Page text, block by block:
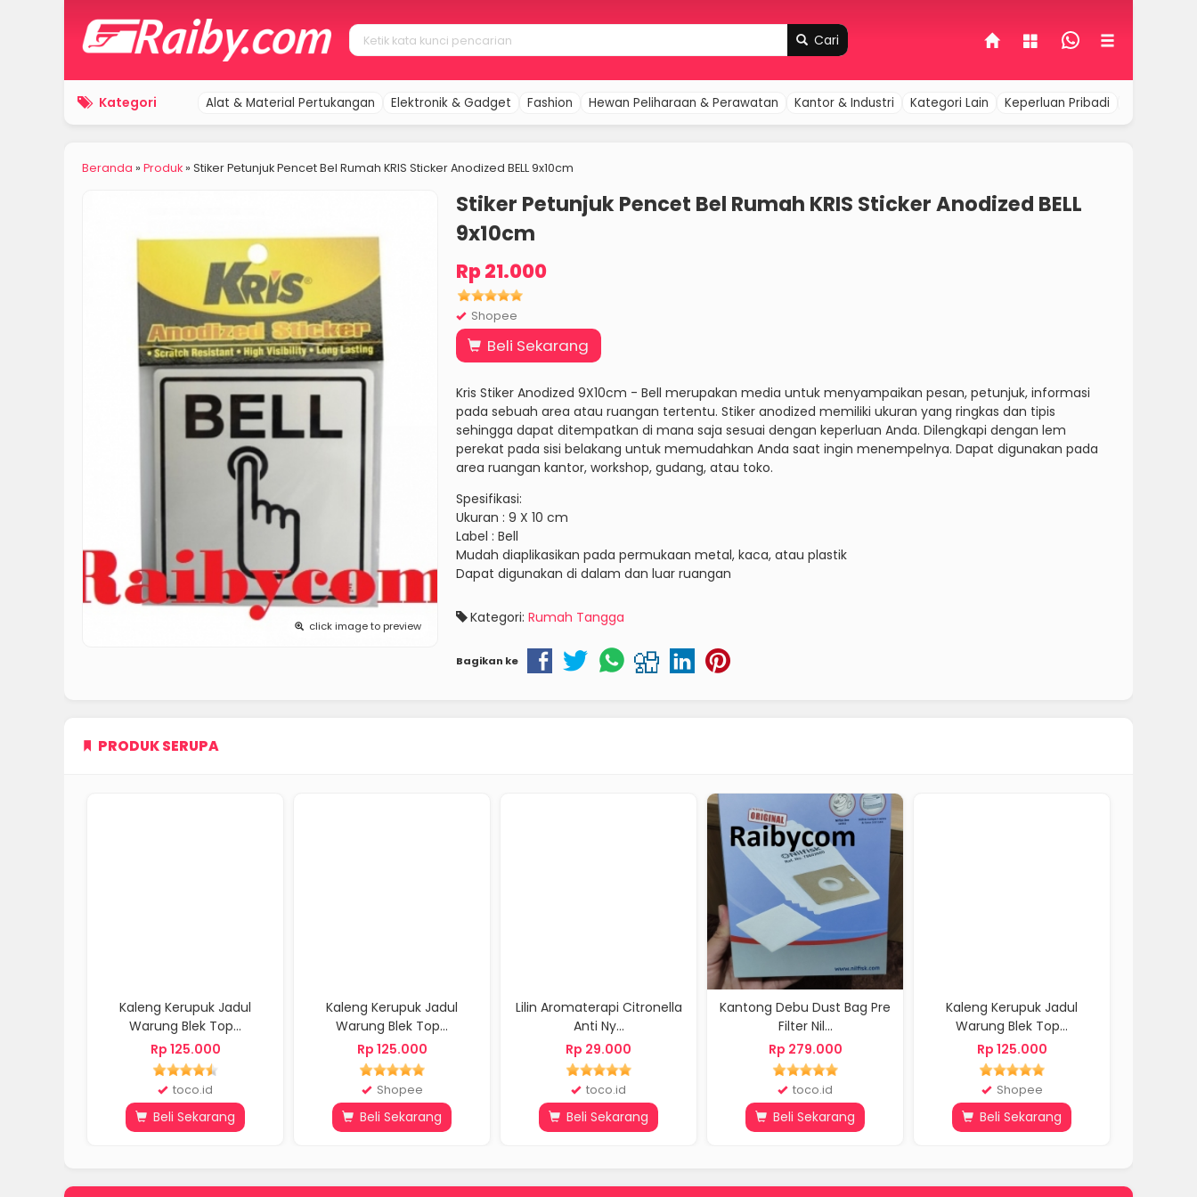
Cari
Kategori Alat & Material Pertukangan Elektronik & Gadget Fashion Hewan Peliharaan & Perawatan Kantor & Industri Kategori Lain Keperluan Pribadi
Beranda » Produk» Stiker Petunjuk Pencet Bel Rumah KRIS Sticker Anodized BELL 9x10cm
click image to preview
Stiker Petunjuk Pencet Bel Rumah KRIS Sticker Anodized BELL
9x10cm
Rp 21.000
Shopee
Beli Sekarang
Kris Stiker Anodized 9X10cm - Bell merupakan media untuk menyampaikan pesan, petunjuk, informasi
pada sebuah area atau ruangan tertentu. Stiker anodized memiliki ukuran yang ringkas dan tipis
sehingga dapat ditempatkan di mana saja sesuai dengan keperluan Anda. Dilengkapi dengan lem
perekat pada sisi belakang untuk memudahkan Anda saat ingin menempelnya. Dapat digunakan pada
area ruangan kantor, workshop, gudang, atau toko.
Spesifikasi:
Ukuran : 9 X 10 cm
Label : Bell
Mudah diaplikasikan pada permukaan metal, kaca, atau plastik
Dapat digunakan di dalam dan luar ruangan
Kategori: Rumah Tangga
Bagikan ke
PRODUK SERUPA
Kaleng Kerupuk Jadul
Warung Blek Top...
Rp 125.000
toco.id
Beli Sekarang
Kaleng Kerupuk Jadul
Warung Blek Top...
Rp 125.000
Shopee
Beli Sekarang
Lilin Aromaterapi Citronella
Anti Ny...
Rp 29.000
toco.id
Beli Sekarang
Kantong Debu Dust Bag Pre
Filter Nil...
Rp 279.000
toco.id
Beli Sekarang
Kaleng Kerupuk Jadul
Warung Blek Top...
Rp 125.000
Shopee
Beli Sekarang